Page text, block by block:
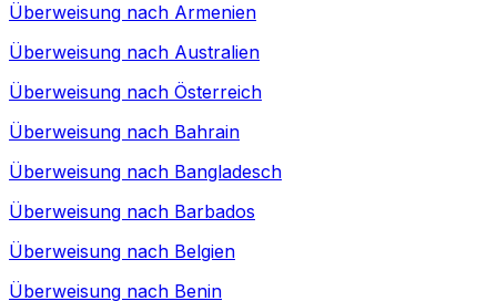
Überweisung nach Armenien
Überweisung nach Australien
Überweisung nach Österreich
Überweisung nach Bahrain
Überweisung nach Bangladesch
Überweisung nach Barbados
Überweisung nach Belgien
Überweisung nach Benin